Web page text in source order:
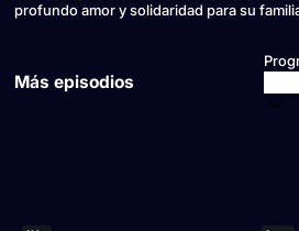
profundo amor y solidaridad para su
Más episodios